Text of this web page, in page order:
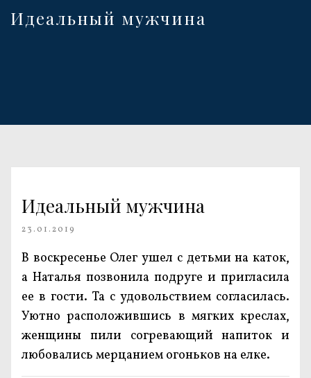
Идеальный мужчина
Идеальный мужчина
23.01.2019
В воскресенье Олег ушел с детьми на каток,
а Наталья позвонила подруге и пригласила
ее в гости. Та с удовольствием согласилась.
Уютно расположившись в мягких креслах,
женщины пили согревающий напиток и
любовались мерцанием огоньков на елке.